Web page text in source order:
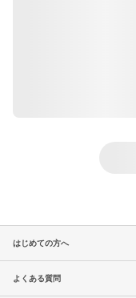
はじめての方へ
よくある質問